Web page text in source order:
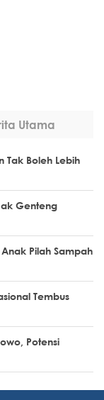
Utama
Tak Boleh Lebih
Genteng
Pilah Sampah
Tembus
Potensi